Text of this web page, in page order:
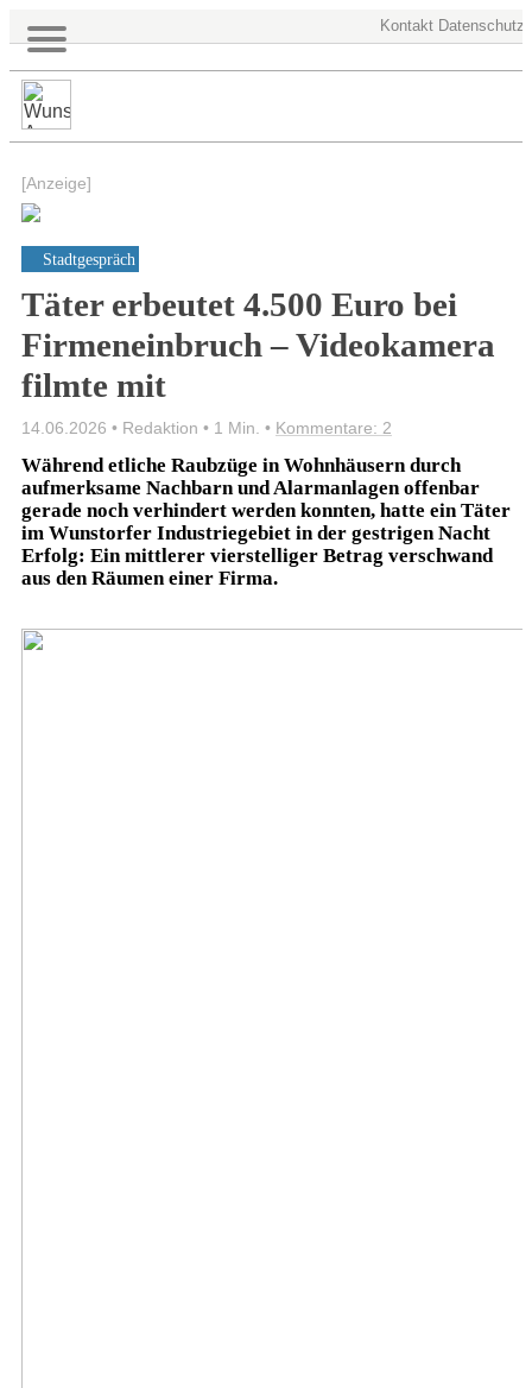
Datenschutz
Kontakt
[Anzeige]
Stadtgespräch
Täter erbeutet 4.500 Euro bei
Firmeneinbruch – Videokamera
filmte mit
14.06.2026 • Redaktion • 1 Min. • Kommentare: 2
Während etliche Raubzüge in Wohnhäusern durch
aufmerksame Nachbarn und Alarmanlagen offenbar
gerade noch verhindert werden konnten, hatte ein Täter
im Wunstorfer Industriegebiet in der gestrigen Nacht
Erfolg: Ein mittlerer vierstelliger Betrag verschwand
aus den Räumen einer Firma.